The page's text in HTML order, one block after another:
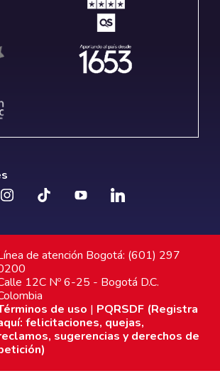
de atención Bogotá: (601) 297
12C Nº 6-25 - Bogotá D.C.
de uso | PQRSDF (Registra
felicitaciones, quejas,
sugerencias y derechos de